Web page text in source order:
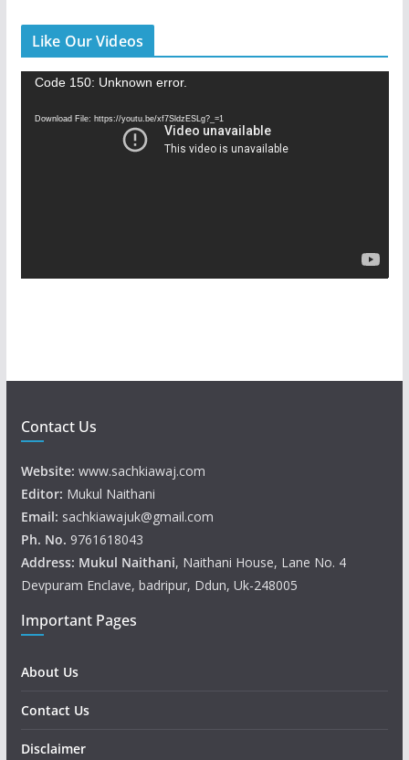
Like Our Videos
Code 150: Unknown error.
Download File: https://youtu.be/xf7SldzESLg?_=1
Contact Us
Website: www.sachkiawaj.com
Editor: Mukul Naithani
Email: sachkiawajuk@gmail.com
Ph. No. 9761618043
Address: Mukul Naithani, Naithani House, Lane No. 4
Devpuram Enclave, badripur, Ddun, Uk-248005
Important Pages
About Us
Contact Us
Disclaimer